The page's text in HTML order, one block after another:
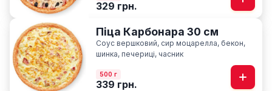
329 грн.
Піца Карбонара 30 см
Соус вершковий, сир моцарелла, бекон,
шинка, печериці, часник
500 г
339 грн.